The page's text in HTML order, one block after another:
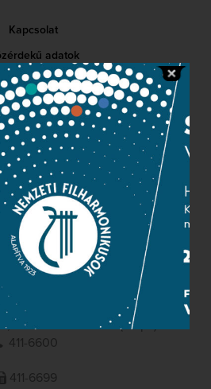
Kapcsolat
adatok
Sajtószoba
Adatvédelem
Impresszum
Komor Marcell u. 1. (Müpa)
411-6600
411-6699